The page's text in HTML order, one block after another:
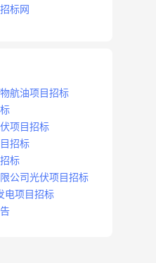
标网
航油项目招标
项目招标
招标
标
公司光伏项目招标
电项目招标